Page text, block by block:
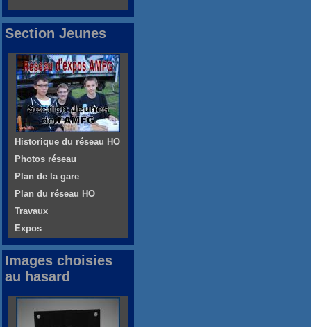
Section Jeunes
Historique du réseau HO
Photos réseau
Plan de la gare
Plan du réseau HO
Travaux
Expos
Images choisies
au hasard